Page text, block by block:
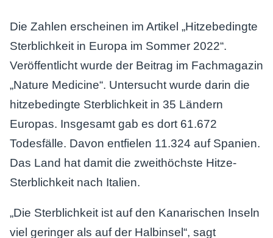
Die Zahlen erscheinen im Artikel „Hitzebedingte
Sterblichkeit in Europa im Sommer 2022“.
Veröffentlicht wurde der Beitrag im Fachmagazin
„Nature Medicine“. Untersucht wurde darin die
hitzebedingte Sterblichkeit in 35 Ländern
Europas. Insgesamt gab es dort 61.672
Todesfälle. Davon entfielen 11.324 auf Spanien.
Das Land hat damit die zweithöchste Hitze-
Sterblichkeit nach Italien.
„Die Sterblichkeit ist auf den Kanarischen Inseln
viel geringer als auf der Halbinsel“, sagt